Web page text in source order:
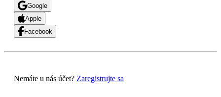
Google
Apple
Facebook
Nemáte u nás účet? Zaregistrujte sa